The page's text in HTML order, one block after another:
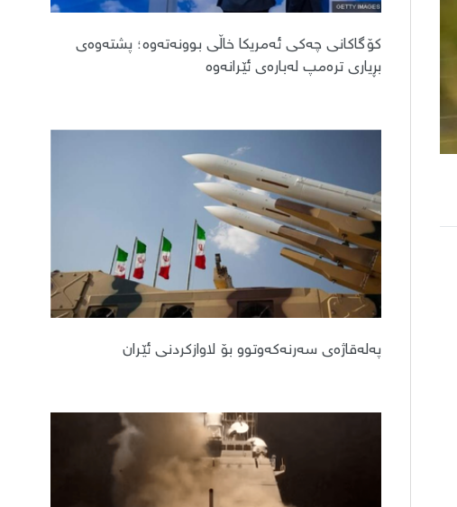
کۆگاکانی چەکی ئەمریکا خاڵی بوونەتەوە؛ پشتەوەی
بڕیاری ترەمپ لەبارەی ئێرانەوە
پەلەقاژەی سەرنەکەوتوو بۆ لاوازکردنی ئێران